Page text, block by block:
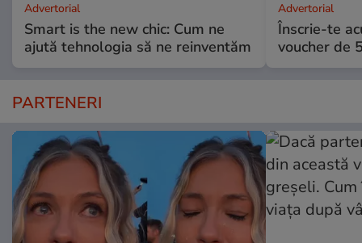
Advertorial
Smart is the new chic: Cum ne
ajută tehnologia să ne reinventăm
Advertorial
Înscrie-te
voucher de
PARTENERI